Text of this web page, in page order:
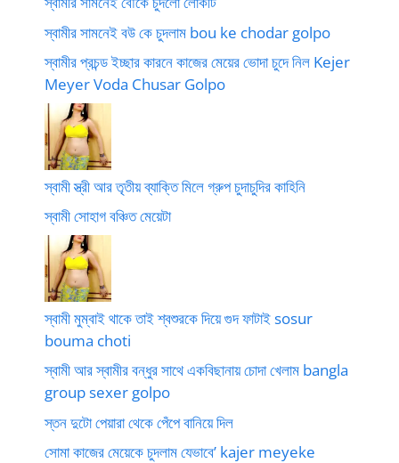
স্বামীর সামনেই বউ কে চুদলাম bou ke chodar golpo
স্বামীর প্রচন্ড ইচ্ছার কারনে কাজের মেয়ের ভোদা চুদে নিল Kejer
Meyer Voda Chusar Golpo
স্বামী স্ত্রী আর তৃতীয় ব্যাক্তি মিলে গ্রুপ চুদাচুদির কাহিনি
স্বামী সোহাগ বঞ্চিত মেয়েটা
স্বামী মুম্বাই থাকে তাই শ্বশুরকে দিয়ে গুদ ফাটাই sosur
bouma choti
স্বামী আর স্বামীর বন্ধুর সাথে একবিছানায় চোদা খেলাম bangla
group sexer golpo
স্তন দুটো পেয়ারা থেকে পেঁপে বানিয়ে দিল
সোমা কাজের মেয়েকে চুদলাম যেভাবে’ kajer meyeke